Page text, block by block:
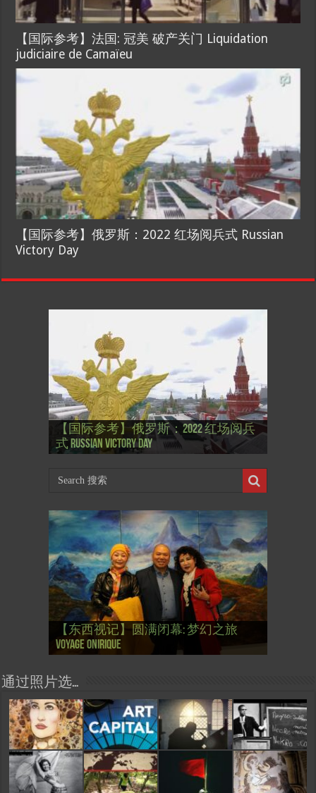
【国际参考】法国: 冠美 破产关门 Liquidation
judiciaire de Camaïeu
【国际参考】俄罗斯：2022 红场阅兵式 Russian
Victory Day
【国际参考】俄罗斯：2022 红场阅兵
式 Russian Victory Day
【国际参考】”戏剧性“服装设计师
Thierry Mugler 蒂埃里.穆勒 去世, 享年 73
岁
【国际参考】海湖庄园: Xi & Trump 内幕
Mar-a-Lago leak
【东西视记】1937年的毕加索, 海明威,
肯尼迪 1937 – La fin de l’innocence (2/2)
【东西视记】1937年的毕加索, 海明威,
肯尼迪 1937 – La fin de l’innocence (1/2)
【东西视记】1961年4月12日 尤里·加加
林 成为第一“太空人”
【东西视记】圆满闭幕: 梦幻之旅
Voyage onirique
【东西视记】开幕：唐恽鉎 Michel
Tong, 梦幻之旅 Voyage onirique
【东西视记】展讯：唐恽鉎 Michel
Tong, 梦幻之旅 Voyage onirique
【跨年晚会】祝各位 佳年快乐 Bonne
année 2023, Le feu d’artifice de Paris
【一画一故事】唐恽鉎 Michel Tong One
Painting One Story
【一画一故事】林象元 Lin XiangYuan One
Painting One Story
【国际参考】芭蕾舞: 天鹅湖 乌克兰
大剧院版 Le lac des cygnes – Opéra national
d’Ukraine
【国际参考】巴黎政府举行“新年晚
会” Soirée musicale à la mairie du 13e le 8
Février
【国际参考】巴黎“艺术之都”展将于2
月12日揭幕 Art Capital s’ouvre le 12 Février
【东西视记】法国电影: “中国人占领
巴黎”，一种法国幽默与“预言” Les
chinois à Paris de J.Yanne
【东西视记】时装秀：巴黎时装界
的“顽童”与“不屈者” John Galliano le
surdoué de la mode
【东西视记】法国“复兴会”式【艺术
桥展】 Expo. que “RENAISSANCE” aurait pu
organiser
通过照片选…